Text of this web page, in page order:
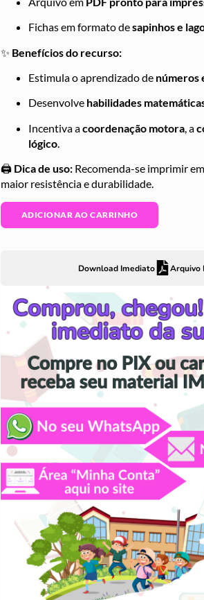
Fichas em formato desapinhos e
✨ Benefícios do recurso:
Estimula o aprendizado de números
Desenvolve habilidades
Incentiva acoordenação motora, a
lógico.
🖨️ Dica de uso:Recomenda-se imprimir em
maior resistência e durabilidade.
ADICIONAR AO CARRINHO
Download Imediato Arquivo